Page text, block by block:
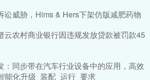
讼威胁，Hims & Hers下架仿版减肥药物
云农村商业银行因违规发放贷款被罚款45
：同步带在汽车行业设备中的应用，高效
能化升级_装配_运行_要求